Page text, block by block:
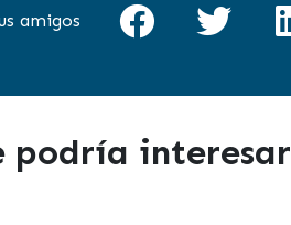
amigos
podría interesar